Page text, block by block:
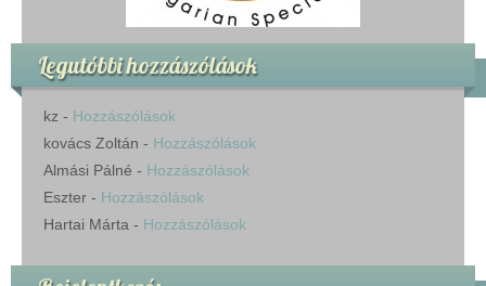
Legutóbbi hozzászólások
kz - Hozzászólások
kovács Zoltán - Hozzászólások
Almási Pálné - Hozzászólások
Eszter - Hozzászólások
Hartai Márta - Hozzászólások